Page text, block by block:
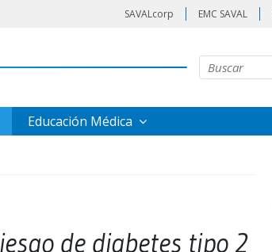
SAVALcorp EMC SAVAL
Educación Médica
de diabetes tipo 2